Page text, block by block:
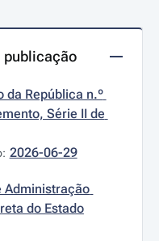
publicação
da República n.º
Série II de
2026-06-29
Administração
do Estado